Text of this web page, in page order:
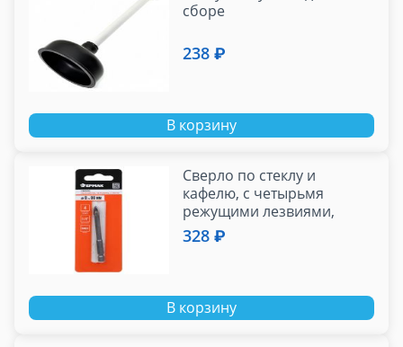
сборе
238 ₽
В корзину
Сверло по стеклу и
кафелю, с четырьмя
режущими лезвиями,
шестигранный хвостовик,
8 мм ЕРМАК
328 ₽
В корзину